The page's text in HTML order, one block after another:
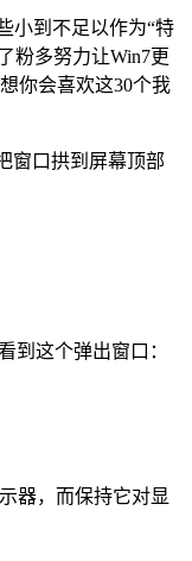
小到不足以作为“特
粉多努力让Win7更
你会喜欢这30个我
窗口拱到屏幕顶部
到这个弹出窗口：
器，而保持它对显